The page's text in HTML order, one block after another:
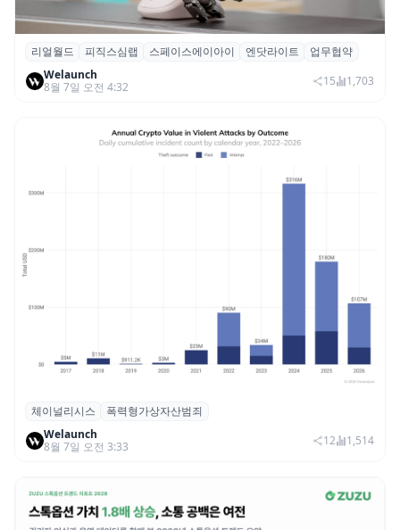
리얼월드, 로봇테크 스타트업 3곳과 손잡고
휴머노이드 표준 만든다
리얼월드 피직스심랩 스페이스에이아이 엔닷라이트
업무협약
Welaunch
8월 7일 오전 4:32
15 1,703
체이널리시스 “가상자산 보유자 대상 폭력
범죄 증가…상반기 탈취액 3000만 달러 돌파
체이널리시스
폭력형가상자산범죄
Welaunch
8월 7일 오전 3:33
12 1,514